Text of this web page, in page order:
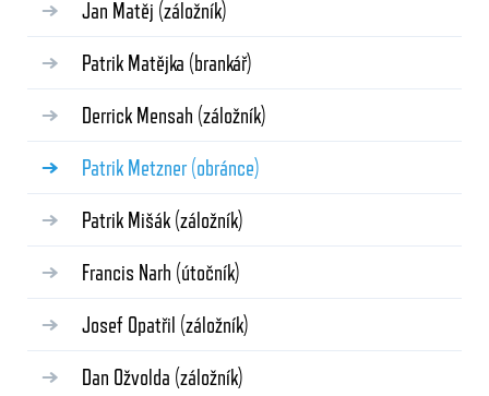
Jan Matěj (záložník)
Patrik Matějka (brankář)
Derrick Mensah (záložník)
Patrik Metzner (obránce)
Patrik Mišák (záložník)
Francis Narh (útočník)
Josef Opatřil (záložník)
Dan Ožvolda (záložník)